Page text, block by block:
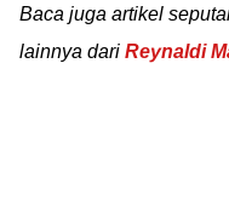
Baca juga artikel
lainnya dari Reynaldi